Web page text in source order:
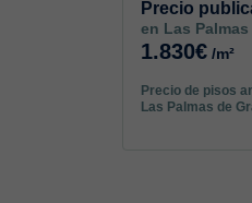
Precio
en Las
1.830€ /m²
Precio de pisos
Las Palmas de